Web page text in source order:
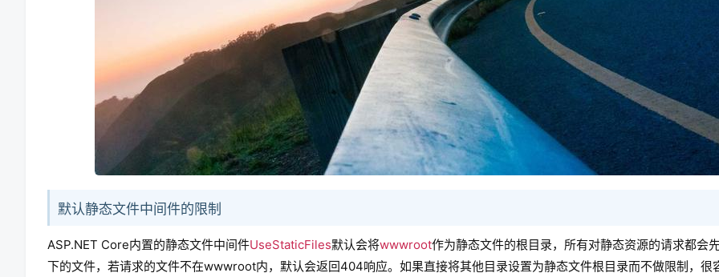
默认静态文件中间件的限制
ASP.NET Core内置的静态文件中间件UseStaticFiles默认会将wwwroot作为静态文件的根目录，所有对静态资源的请求都会
下的文件，若请求的文件不在wwwroot内，默认会返回404响应。如果直接将其他目录设置为静态文件根目录而不做限制，很